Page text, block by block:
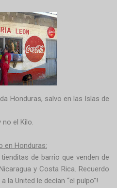
Honduras, salvo en las Islas de
no el Kilo.
en Honduras:
de barrio que venden de
y Costa Rica. Recuerdo
la United le decían “el pulpo”!